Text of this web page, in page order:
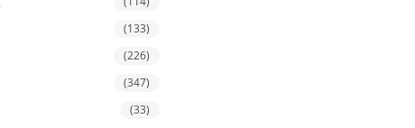
(133)
(226)
(347)
(33)